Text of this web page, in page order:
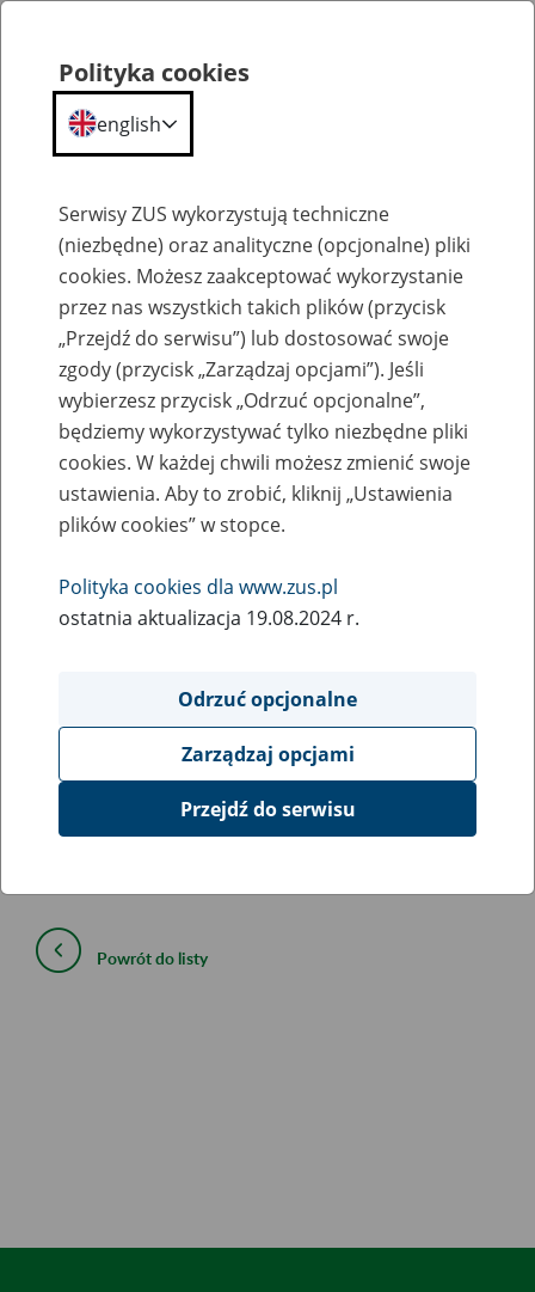
Komunikaty
Ograniczenie w dostępie do portalu PUE
ZUS w nocy 26 marca 2020 r.
26
March
2020
26 marca 2020 r. od godziny 22:00 do
mogą wystąpić ograniczenia w dostępie do
portalu Platformy Usług Elektronicznych i poszczególnych
Powrót do listy
Polityka cookies
english
Serwisy ZUS wykorzystują techniczne
(niezbędne) oraz analityczne (opcjonalne) pliki
cookies. Możesz zaakceptować wykorzystanie
przez nas wszystkich takich plików (przycisk
„Przejdź do serwisu”) lub dostosować swoje
zgody (przycisk „Zarządzaj opcjami”). Jeśli
wybierzesz przycisk „Odrzuć opcjonalne”,
będziemy wykorzystywać tylko niezbędne pliki
cookies. W każdej chwili możesz zmienić swoje
ustawienia. Aby to zrobić, kliknij „Ustawienia
plików cookies” w stopce.
Polityka cookies dla www.zus.pl
ostatnia aktualizacja 19.08.2024 r.
Odrzuć opcjonalne
Zarządzaj opcjami
Przejdź do serwisu